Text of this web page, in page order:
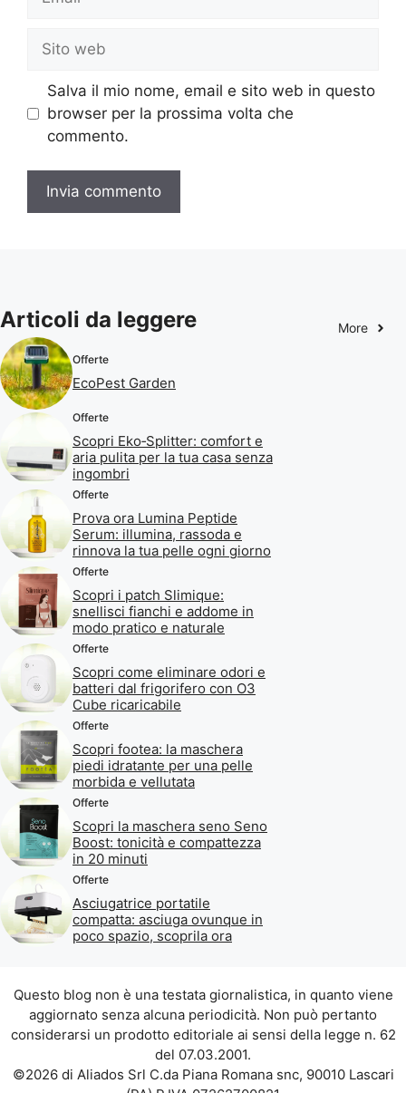
web
Salva il mio nome, email e sito web in questo
browser per la prossima volta che
commento.
Articoli da leggere More
Offerte
EcoPest Garden
Offerte
Scopri Eko‑Splitter: comfort e
aria pulita per la tua casa senza
ingombri
Offerte
Prova ora Lumina Peptide
Serum: illumina, rassoda e
rinnova la tua pelle ogni giorno
Offerte
Scopri i patch Slimique:
snellisci fianchi e addome in
modo pratico e naturale
Offerte
Scopri come eliminare odori e
batteri dal frigorifero con O3
Cube ricaricabile
Offerte
Scopri footea: la maschera
piedi idratante per una pelle
morbida e vellutata
Offerte
Scopri la maschera seno Seno
Boost: tonicità e compattezza
in 20 minuti
Offerte
Asciugatrice portatile
compatta: asciuga ovunque in
poco spazio, scoprila ora
Questo blog non è una testata giornalistica, in quanto viene
aggiornato senza alcuna periodicità. Non può pertanto
considerarsi un prodotto editoriale ai sensi della legge n. 62
del 07.03.2001.
©2026 di Aliados Srl C.da Piana Romana snc, 90010 Lascari